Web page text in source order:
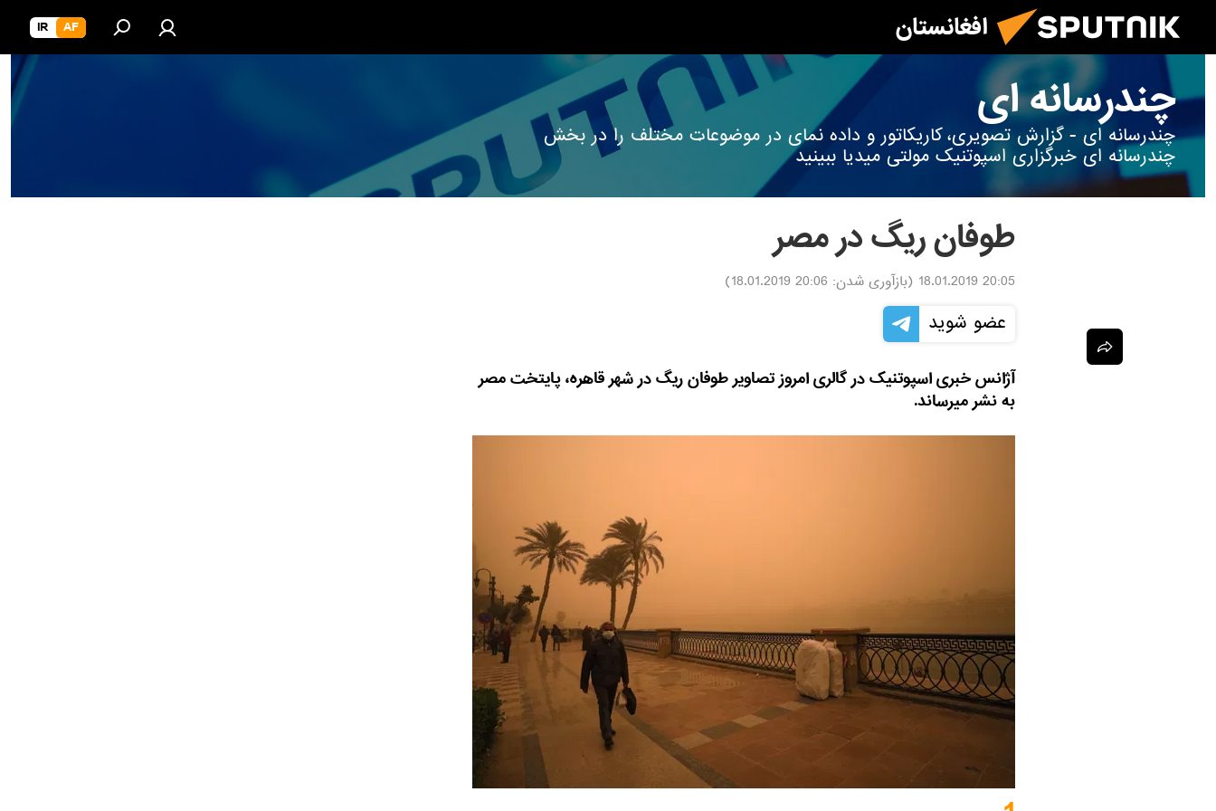
افغانستان AF
IR
چندرسانه ای
چندرسانه ای - گزارش تصویری، کاریکاتور و داده نمای در موضوعات مختلف را در بخش
چندرسانه ای خبرگزاری اسپوتنیک مولتی میدیا ببینید
طوفان ریگ در مصر
20:05 18.01.2019 (بازآوری شدن: 20:06 18.01.2019
)
عضو شوید
آژانس خبری اسپوتنیک در گالری امروز تصاویر طوفان ریگ در شهر قاهره، پایتخت مصر
به نشر میرساند.